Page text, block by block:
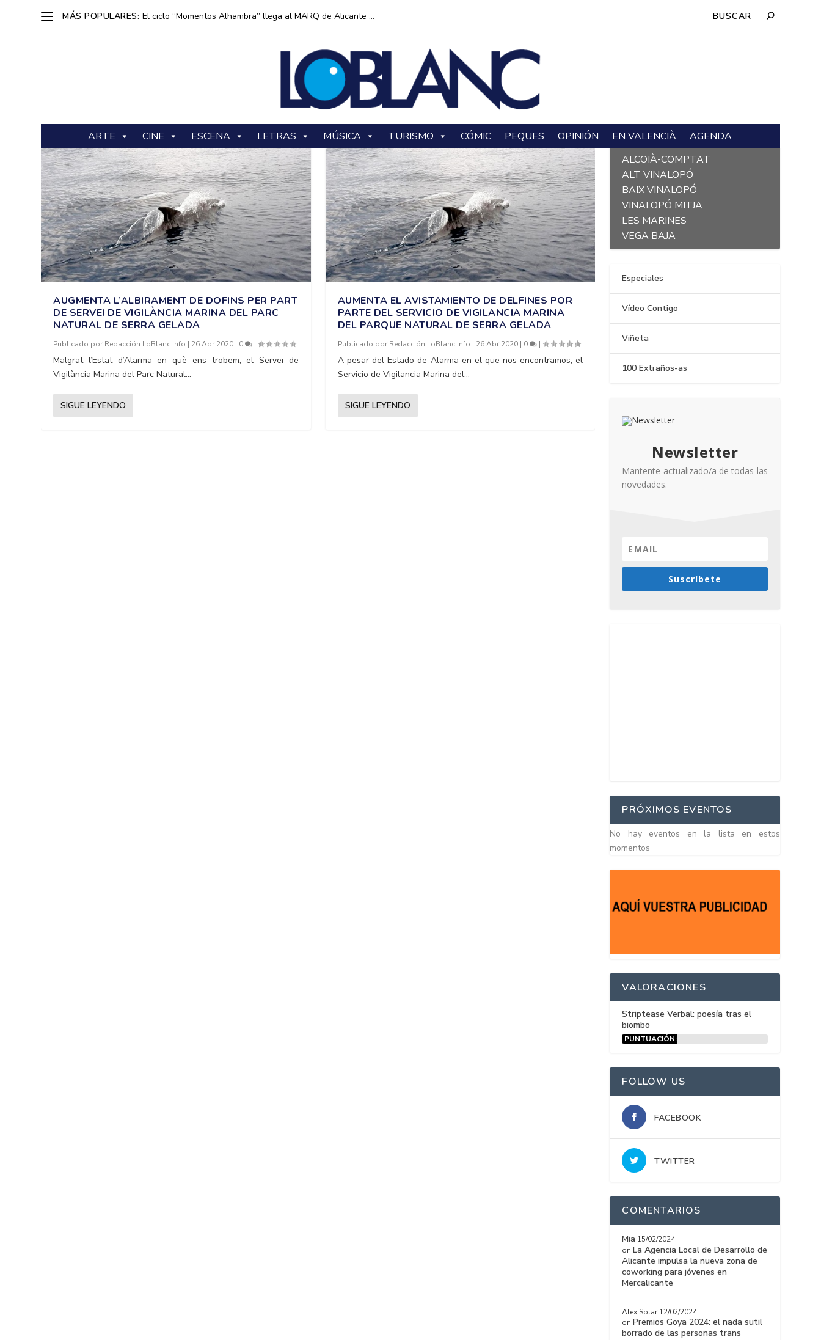
MÁS POPULARES: El ciclo “Momentos Alhambra” llega al MARQ de Alicante ...
ARTE CINE ESCENA LETRAS MÚSICA TURISMO CÓMIC PEQUES OPINIÓN EN VALENCIÀ AGENDA
AUGMENTA L’ALBIRAMENT DE DOFINS PER PART
DE SERVEI DE VIGILÀNCIA MARINA DEL PARC
NATURAL DE SERRA GELADA
Publicado por Redacción LoBlanc.info | 26 Abr 2020 | 0 |
Malgrat l’Estat d’Alarma en què ens trobem, el Servei de
Vigilància Marina del Parc Natural...
SIGUE LEYENDO
AUMENTA EL AVISTAMIENTO DE DELFINES POR
PARTE DEL SERVICIO DE VIGILANCIA MARINA
DEL PARQUE NATURAL DE SERRA GELADA
Publicado por Redacción LoBlanc.info | 26 Abr 2020| 0 |
A pesar del Estado de Alarma en el que nos encontramos, el
Servicio de Vigilancia Marina del...
SIGUE LEYENDO
L´ALACANTÍ
ALCOIÀ-COMPTAT
ALT VINALOPÓ
BAIX VINALOPÓ
VINALOPÓ MITJA
LES MARINES
VEGA BAJA
Especiales
Vídeo Contigo
Viñeta
100 Extraños-as
Newsletter
Mantente actualizado/a de todas las
novedades.
Suscríbete
PRÓXIMOS EVENTOS
No hay eventos en la lista en estos
momentos
VALORACIONES
Striptease Verbal: poesía tras el
biombo
PUNTUACIÓN:
FOLLOW US
FACEBOOK
TWITTER
COMENTARIOS
Mia 15/02/2024
on La Agencia Local de Desarrollo de
Alicante impulsa la nueva zona de
coworking para jóvenes en
Mercalicante
Alex Solar 12/02/2024
on Premios Goya 2024: el nada sutil
borrado de las personas trans